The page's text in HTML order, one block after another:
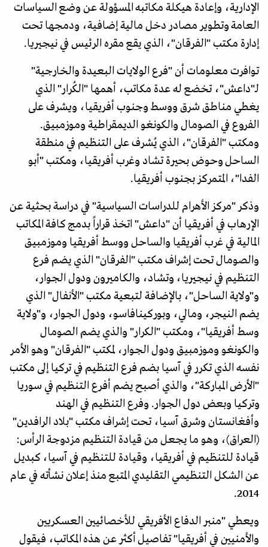
الإدارية، وإعادة هيكلة مكاتبه المسؤولة عن وضع السياسات
العامة وتطوير مصادر دخل مالية إضافية، ودمجها تحت
إدارة مكتب "الفرقان"، الذي يقع مقره الرئيس في نيجيريا.
توافرت معلومات أن "فرع الولايات البعيدة والخارجية"
لـ"داعش"، تخضع له عدة مكاتب، أهمها "الكُرار" الذي
يغطي مناطق شرق ووسط وجنوب أفريقيا، ويشرف على
الفروع في الصومال والكونغو الديمقراطية وموزمبيق.
ومكتب "الفرقان"، الذي يُشرف على التنظيم في منطقة
الساحل وحوض بحيرة تشاد وغرب أفريقيا، ومكتب "أبو
الفدا"، المتمركز بجنوب أفريقيا.
وذكر "مركز الأهرام للدراسات السياسية" في دراسة بحثية عن
الإرهاب في أفريقيا أن "داعش" اتخذ قراراً بدمج كافة المكاتب
المالية في غرب أفريقيا والساحل ووسط أفريقيا وموزمبيق
والصومال تحت إشراف مكتب "الفرقان" الذي يضم فرع
التنظيم في نيجيريا، وتشاد، والكاميرون ودول الجوار،
و"ولاية الساحل"، بالإضافة لتبعية مكتب "الأنفال" الذي
يضم النيجر، ومالي، وبوركينافاسو، ودول الجوار، و"ولاية
وسط أفريقيا"، ومكتب "الكرار" والذي يضم الصومال
والكونغو وموزمبيق ودول الجوار، لمكتب "الفرقان" وهو الأمر
نفسه الذي تكرر في آسيا بضم فرع التنظيم في تركيا إلى مكتب
"الأرض المباركة"، والذي أصبح يضم أفرع التنظيم في سوريا
وتركيا وبعض دول الجوار. وفرع التنظيم في الهند
وأفغانستان وشرق آسيا، تحت إشراف مكتب "بلاد الرافدين"
(العراق)، وهو ما يجعل من قيادة التنظيم مزدوجة الرأس:
قيادة للتنظيم في أفريقيا، وقيادة للتنظيم في آسيا، كبديل
عن الشكل التنظيمي التقليدي المتبع منذ إعلان نشأته في عام
2014.
ويعطي "منبر الدفاع الأفريقي للأخصائيين العسكريين
والأمنيين في أفريقيا" تفاصيل أكثر عن هذه المكاتب، فيقول